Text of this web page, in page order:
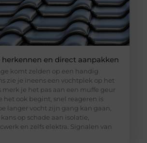
herkennen en direct aanpakken
komt zelden op een handig
zie je ineens een vochtplek op het
merk je het pas aan een muffe geur
het ook begint, snel reageren is
langer vocht zijn gang kan gaan,
op schade aan isolatie,
en zelfs elektra. Signalen van